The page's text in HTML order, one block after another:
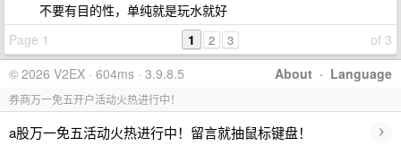
不要有目的性，单纯就是玩水就好
Page 1
of 3
1 2 3
About · Language
© 2026 V2EX · 604ms · 3.9.8.5
券商万一免五开户活动火热进行中！
a股万一免五活动火热进行中！留言就抽鼠标键盘！ ›